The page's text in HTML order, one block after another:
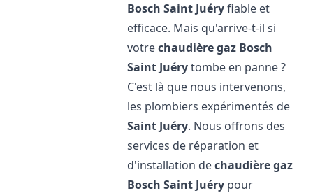
Bosch Saint Juéryfiable et
efficace. Mais qu'arrive-t-il si
votrechaudière gaz Bosch
Saint Juérytombe en panne ?
C'est là que nous intervenons,
les plombiers expérimentés de
Saint Juéry. Nous offrons des
services de réparation et
d'installation dechaudière gaz
Bosch Saint Juéry pour